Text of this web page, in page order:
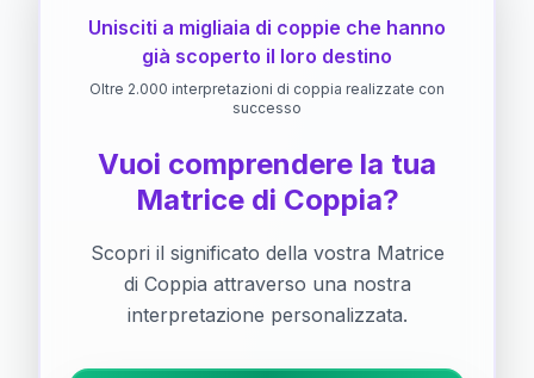
Unisciti a migliaia di coppie che hanno
già scoperto il loro destino
Oltre 2.000 interpretazioni di coppia realizzate con
successo
Vuoi comprendere la tua
Matrice di Coppia?
Scopri il significato della vostra Matrice
di Coppia attraverso una nostra
interpretazione personalizzata.